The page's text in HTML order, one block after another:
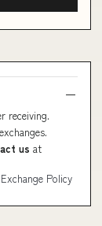
receiving.
us at
Policy